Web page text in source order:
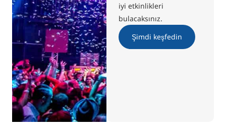
iyi etkinlikleri
bulacaksınız.
Şimdi keşfedin